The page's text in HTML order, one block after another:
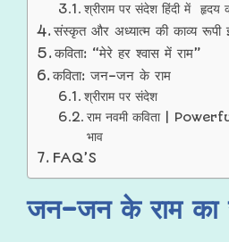
श्रीराम पर संदेश हिंदी में हृदय
संस्कृत और अध्यात्म की काव्य
कविता: “मेरे हर श्वास में राम”
कविता: जन-जन के राम
श्रीराम पर संदेश
राम नवमी कविता |
भाव
FAQ’S
जन-जन के राम का